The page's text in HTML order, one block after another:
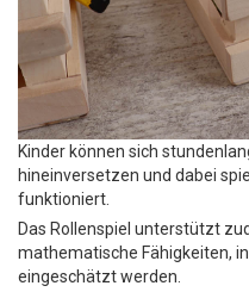
Kinder können sich
hineinversetzen und dabei
funktioniert.
Das Rollenspiel unterstützt
mathematische Fähigkeiten,
eingeschätzt werden.